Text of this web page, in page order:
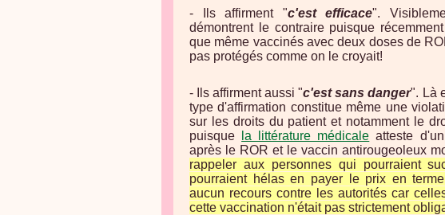
- Ils affirment "c'est efficace".
démontrent le contraire puisque
que même vaccinés avec deux doses de
pas protégés comme on le croyait!
- Ils affirment aussi "c'est sans danger". Là
type d'affirmation constitue même une
sur les droits du patient et notamment le
puisque
la littérature médicale atteste
après le ROR et le vaccin antirougeoleux
rappeler aux personnes qui pourraient
pourraient hélas en payer le prix en
aucun recours contre les autorités car
cette vaccination n'était pas strictement